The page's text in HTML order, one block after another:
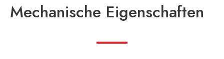
Mechanische Eigenschaften